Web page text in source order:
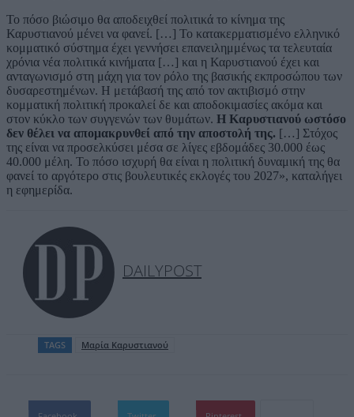
Το πόσο βιώσιμο θα αποδειχθεί πολιτικά το κίνημα της
Καρυστιανού μένει να φανεί. […] Το κατακερματισμένο ελληνικό
κομματικό σύστημα έχει γεννήσει επανειλημμένως τα τελευταία
χρόνια νέα πολιτικά κινήματα […] και η Καρυστιανού έχει και
ανταγωνισμό στη μάχη για τον ρόλο της βασικής εκπροσώπου των
δυσαρεστημένων. Η μετάβασή της από τον ακτιβισμό στην
κομματική πολιτική προκαλεί δε και αποδοκιμασίες ακόμα και
στον κύκλο των συγγενών των θυμάτων. Η Καρυστιανού ωστόσο
δεν θέλει να απομακρυνθεί από την αποστολή της. […] Στόχος
της είναι να προσελκύσει μέσα σε λίγες εβδομάδες 30.000 έως
40.000 μέλη. Το πόσο ισχυρή θα είναι η πολιτική δυναμική της θα
φανεί το αργότερο στις βουλευτικές εκλογές του 2027», καταλήγει
η εφημερίδα.
DAILYPOST
TAGS Μαρία Καρυστιανού